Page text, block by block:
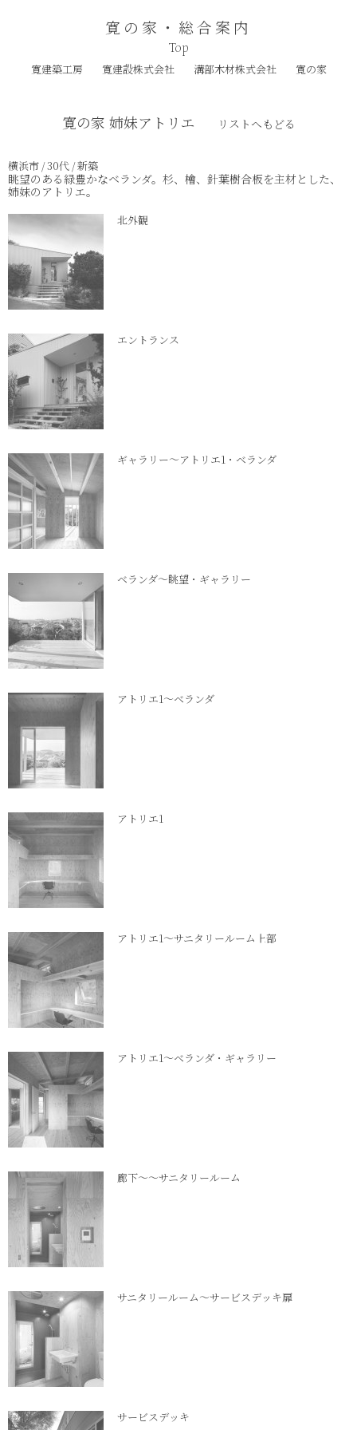
寛の家・総合案内
Top
寛建築工房 寛建設株式会社 溝部木材株式会社 寛の家
寛の家 姉妹アトリエ リストへもどる
横浜市 / 30代 / 新築
眺望のある緑豊かなベランダ。杉、檜、針葉樹合板を主材とした、
姉妹のアトリエ。
北外観
エントランス
ギャラリー～アトリエ1・ベランダ
ベランダ～眺望・ギャラリー
アトリエ1～ベランダ
アトリエ1
アトリエ1～サニタリールーム上部
アトリエ1～ベランダ・ギャラリー
廊下～～サニタリールーム
サニタリールーム～サービスデッキ扉
サービスデッキ